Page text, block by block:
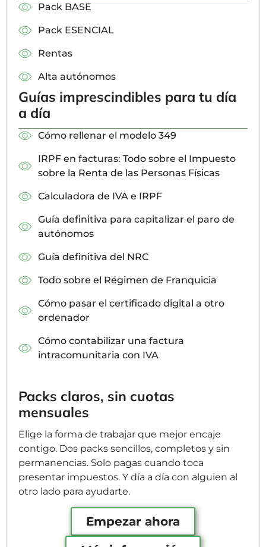
Pack BASE
Pack ESENCIAL
Rentas
Alta autónomos
Guías imprescindibles para tu día
a día
Cómo rellenar el modelo 349
IRPF en facturas: Todo sobre el Impuesto
sobre la Renta de las Personas Físicas
Calculadora de IVA e IRPF
Guía definitiva para capitalizar el paro de
autónomos
Guía definitiva del NRC
Todo sobre el Régimen de Franquicia
Cómo pasar el certificado digital a otro
ordenador
Cómo contabilizar una factura
intracomunitaria con IVA
Packs claros, sin cuotas
mensuales
Elige la forma de trabajar que mejor encaje
contigo. Dos packs sencillos, completos y sin
permanencias. Solo pagas cuando toca
presentar impuestos. Y día a día con alguien al
otro lado para ayudarte.
Empezar ahora